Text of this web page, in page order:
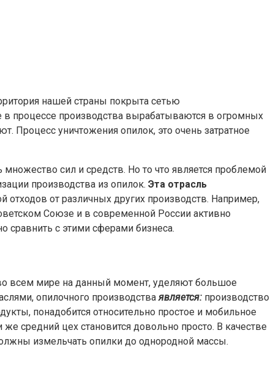
нашей страны покрыта сетью
процессе производства вырабатываются в огромных
уничтожения опилок, это очень затратное
сил и средств. Но то что является проблемой
производства из опилок. Эта отрасль
отходов от различных других производств. Например,
Союзе и в современной России активно
сравнить с этими сферами бизнеса.
всем мире на данный момент, уделяют большое
опилочного производстваявляется: производство
понадобится относительно простое и мобильное
средний цех становится довольно просто. В качестве
измельчать опилки до однородной массы.